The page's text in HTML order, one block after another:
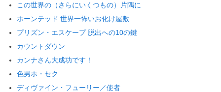
この世界の（さらにいくつもの）片隅に
ホーンテッド 世界一怖いお化け屋敷
プリズン・エスケープ 脱出への10の鍵
カウントダウン
カンナさん大成功です！
色男ホ・セク
ディヴァイン・フューリー／使者